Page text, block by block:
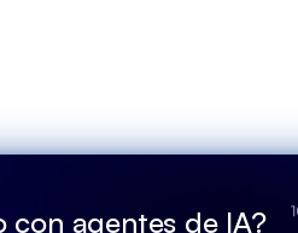
con agentes de IA?